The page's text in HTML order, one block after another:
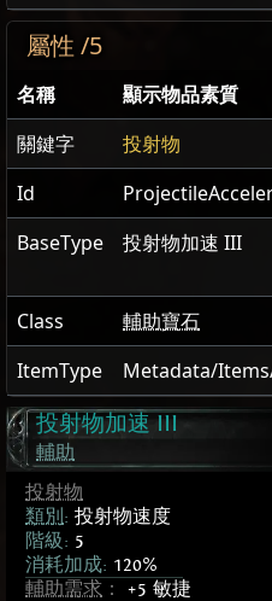
屬性 /5
名稱
顯示物品素質
關鍵字
投射物
Id
BaseType
投射物加速 III
Class
輔助寶石
ItemType
Metadata/
投射物加速 III
輔助
投射物
類別 : 投射物速度
階級: 5
消耗加成: 120%
輔助需求 ： +5 敏捷